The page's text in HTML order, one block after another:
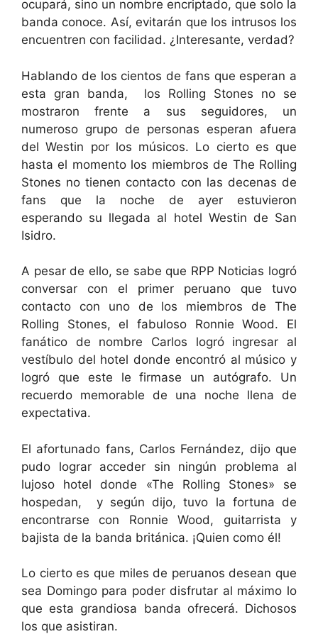
ocupará, sino un nombre encriptado, que solo la
banda conoce. Así, evitarán que los intrusos los
encuentren con facilidad. ¿Interesante, verdad?
Hablando de los cientos de fans que esperan a
esta gran banda, los Rolling Stones no se
mostraron frente a sus seguidores, un
numeroso grupo de personas esperan afuera
del Westin por los músicos. Lo cierto es que
hasta el momento los miembros de The Rolling
Stones no tienen contacto con las decenas de
fans que la noche de ayer estuvieron
esperando su llegada al hotel Westin de San
Isidro.
A pesar de ello, se sabe que RPP Noticias logró
conversar con el primer peruano que tuvo
contacto con uno de los miembros de The
Rolling Stones, el fabuloso Ronnie Wood. El
fanático de nombre Carlos logró ingresar al
vestíbulo del hotel donde encontró al músico y
logró que este le firmase un autógrafo. Un
recuerdo memorable de una noche llena de
expectativa.
El afortunado fans, Carlos Fernández, dijo que
pudo lograr acceder sin ningún problema al
lujoso hotel donde «The Rolling Stones» se
hospedan, y según dijo, tuvo la fortuna de
encontrarse con Ronnie Wood, guitarrista y
bajista de la banda británica. ¡Quien como él!
Lo cierto es que miles de peruanos desean que
sea Domingo para poder disfrutar al máximo lo
que esta grandiosa banda ofrecerá. Dichosos
los que asistiran.